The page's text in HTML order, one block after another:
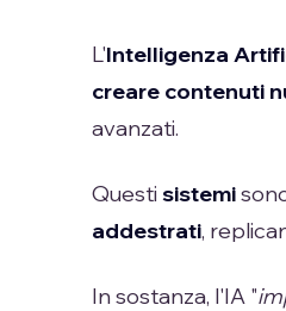
L'Intelligenza
creare contenuti
avanzati.
Questisistemi
addestrati,
In sostanza, l'IA "